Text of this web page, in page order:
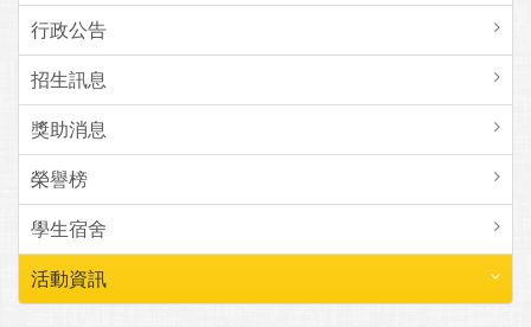
行政公告
招生訊息
獎助消息
榮譽榜
學生宿舍
活動資訊